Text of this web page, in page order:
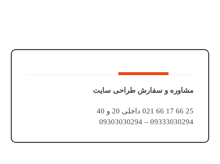
مشاوره و سفارش طراحی سایت
25 66 17 66 021 داخلی 20 و 40
09333030294 – 09303030294